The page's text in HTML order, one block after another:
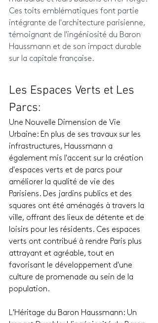
Ces toits emblématiques font partie
intégrante de l'architecture parisienne,
témoignant de l'ingéniosité du Baron
Haussmann et de son impact durable
sur la capitale française.
Les Espaces Verts et Les
Parcs:
Une Nouvelle Dimension de Vie
Urbaine: En plus de ses travaux sur les
infrastructures, Haussmann a
également mis l'accent sur la création
d'espaces verts et de parcs pour
améliorer la qualité de vie des
Parisiens. Des jardins publics et des
squares ont été aménagés à travers la
ville, offrant des lieux de détente et de
loisirs pour les résidents. Ces espaces
verts ont contribué à rendre Paris plus
attrayant et agréable, tout en
favorisant le développement d'une
culture de promenade au sein de la
population.
L'Héritage du Baron Haussmann: Un